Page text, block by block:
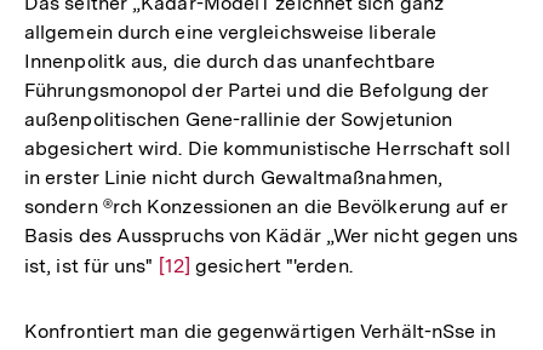
allgemein durch eine vergleichsweise liberale
Innenpolitk aus, die durch das unanfechtbare
Führungsmonopol der Partei und die Befolgung der
außenpolitischen Gene-rallinie der Sowjetunion
abgesichert wird. Die kommunistische Herrschaft soll
in erster Linie nicht durch Gewaltmaßnahmen,
sondern ®rch Konzessionen an die Bevölkerung auf er
Basis des Ausspruchs von Kädär „Wer nicht gegen uns
ist, ist für uns" Zur
der
[12] gesichert "'erden.
Konfrontiert man die gegenwärtigen Verhält-nSse in